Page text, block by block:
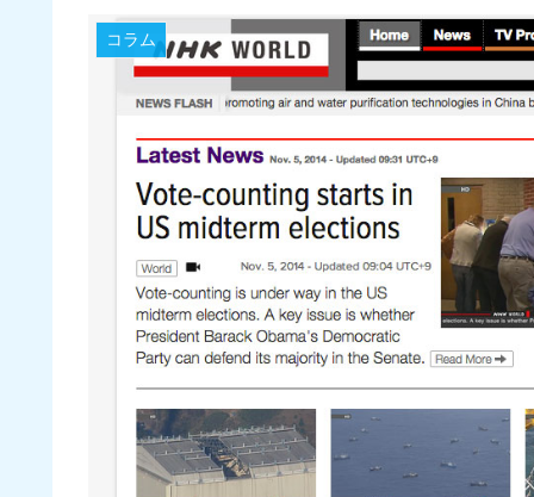
コラム